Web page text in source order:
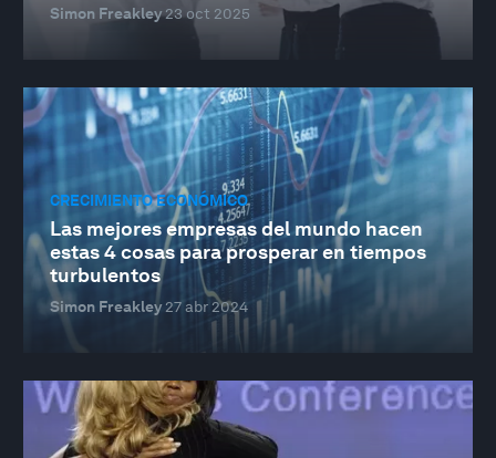
Simon Freakley23 oct 2025
CRECIMIENTO ECONÓMICO
Las mejores empresas del mundo hacen
estas 4 cosas para prosperar en tiempos
turbulentos
Simon Freakley 27 abr 2024